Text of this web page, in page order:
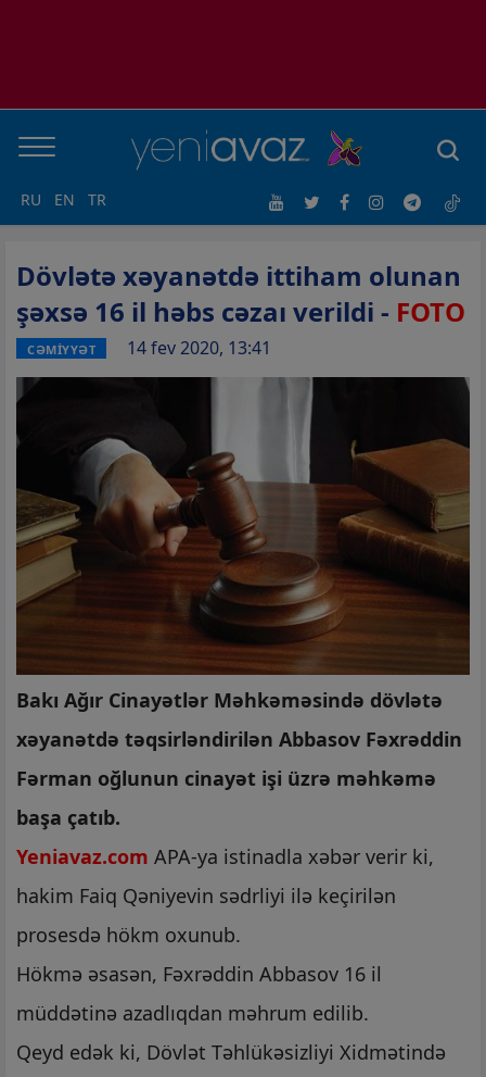
RU EN TR
Dövlətə xəyanətdə ittiham olunan
şəxsə 16 il həbs cəzaı verildi - FOTO
CƏMİYYƏT 14 fev 2020, 13:41
Bakı Ağır Cinayətlər Məhkəməsində dövlətə
xəyanətdə təqsirləndirilən Abbasov Fəxrəddin
Fərman oğlunun cinayət işi üzrə məhkəmə
başa çatıb.
Yeniavaz.com APA-ya istinadla xəbər verir ki,
hakim Faiq Qəniyevin sədrliyi ilə keçirilən
prosesdə hökm oxunub.
Hökmə əsasən, Fəxrəddin Abbasov 16 il
müddətinə azadlıqdan məhrum edilib.
Qeyd edək ki, Dövlət Təhlükəsizliyi Xidmətində